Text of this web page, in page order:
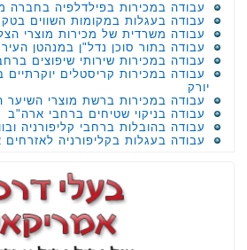
עבודה במכירות בפילדלפיה בחברה
עבודה בעגלות במקומות השווים
עבודה משרדית של מכירות מוצרי
עבודה בתור סוכן נדל"ן במנהטן
עבודה במכירות שירותי שיפוצים
עבודה במכירות קריסטלים יוקרתיים
יורק
עבודה במכירות ברשת מוצרי השיער
עבודה בניקוי שטיחים ברחבי ארה"ב
עבודה בהובלות ברחבי קליפורניה
עבודה בעגלות בקליפורניה לאזרחים